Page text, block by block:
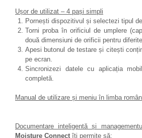
Ușor de utilizat – 4 pași simpli
Pornești dispozitivul și selectezi tipul
Torni proba în orificiul de umplere
două dimensiuni de orificii pentru
Apesi butonul de testare și citești
pe ecran.
Sincronizezi datele cu aplicația
completă.
​​​Manual de utilizare și meniu în limba
Documentare inteligentă și
Moisture Connect îți permite să: